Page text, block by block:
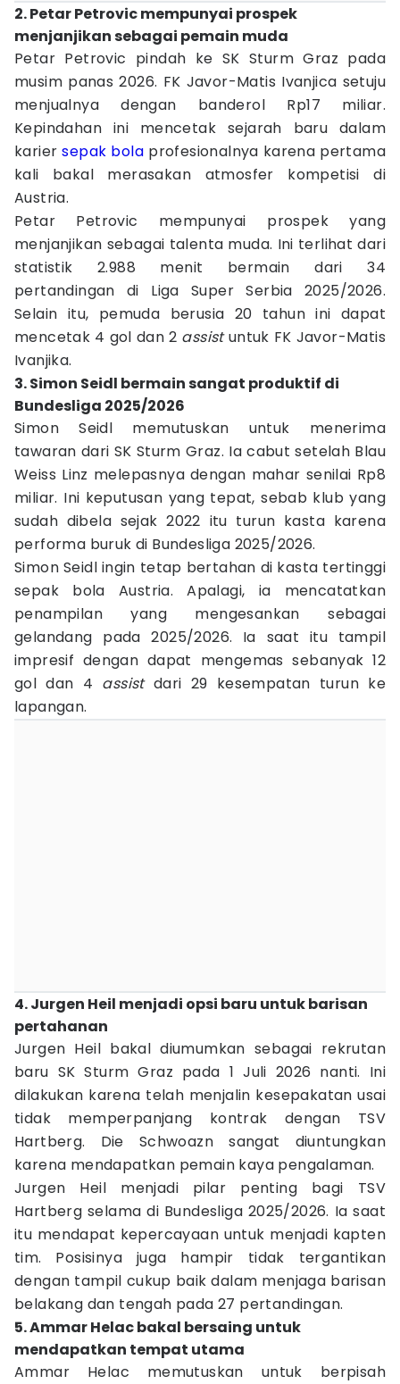
2. Petar Petrovic mempunyai prospek
menjanjikan sebagai pemain muda
Petar Petrovic pindah ke SK Sturm Graz pada
musim panas 2026. FK Javor-Matis Ivanjica setuju
menjualnya dengan banderol Rp17 miliar.
Kepindahan ini mencetak sejarah baru dalam
kariersepak bola profesionalnya karena pertama
kali bakal merasakan atmosfer kompetisi di
Austria.
Petar Petrovic mempunyai prospek yang
menjanjikan sebagai talenta muda. Ini terlihat dari
statistik 2.988 menit bermain dari 34
pertandingan di Liga Super Serbia 2025/2026.
Selain itu, pemuda berusia 20 tahun ini dapat
mencetak 4 gol dan 2 assistuntuk FK Javor-Matis
Ivanjika.
3. Simon Seidl bermain sangat produktif di
Bundesliga 2025/2026
Simon Seidl memutuskan untuk menerima
tawaran dari SK Sturm Graz. Ia cabut setelah Blau
Weiss Linz melepasnya dengan mahar senilai Rp8
miliar. Ini keputusan yang tepat, sebab klub yang
sudah dibela sejak 2022 itu turun kasta karena
performa buruk di Bundesliga 2025/2026.
Simon Seidl ingin tetap bertahan di kasta tertinggi
sepak bola Austria. Apalagi, ia mencatatkan
penampilan yang mengesankan sebagai
gelandang pada 2025/2026. Ia saat itu tampil
impresif dengan dapat mengemas sebanyak 12
gol dan 4 assistdari 29 kesempatan turun ke
lapangan.
4. Jurgen Heil menjadi opsi baru untuk barisan
pertahanan
Jurgen Heil bakal diumumkan sebagai rekrutan
baru SK Sturm Graz pada 1 Juli 2026 nanti. Ini
dilakukan karena telah menjalin kesepakatan usai
tidak memperpanjang kontrak dengan TSV
Hartberg. Die Schwoazn sangat diuntungkan
karena mendapatkan pemain kaya pengalaman.
Jurgen Heil menjadi pilar penting bagi TSV
Hartberg selama di Bundesliga 2025/2026. Ia saat
itu mendapat kepercayaan untuk menjadi kapten
tim. Posisinya juga hampir tidak tergantikan
dengan tampil cukup baik dalam menjaga barisan
belakang dan tengah pada 27 pertandingan.
5. Ammar Helac bakal bersaing untuk
mendapatkan tempat utama
Ammar Helac memutuskan untuk berpisah